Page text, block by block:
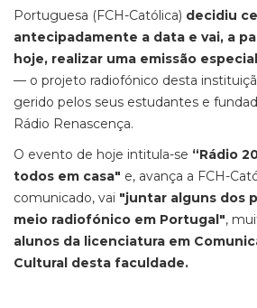
Portuguesa (FCH-Católica) decidiu
antecipadamente a data e vai, a
hoje, realizar uma emissão
— o projeto radiofónico desta
gerido pelos seus estudantes e
Rádio Renascença.
O evento de hoje intitula-se “Rádio
todos em casa" e, avança a FCH-
comunicado, vai "juntar alguns dos
meio radiofónico em Portugal",
alunos da licenciatura em
Cultural desta faculdade.